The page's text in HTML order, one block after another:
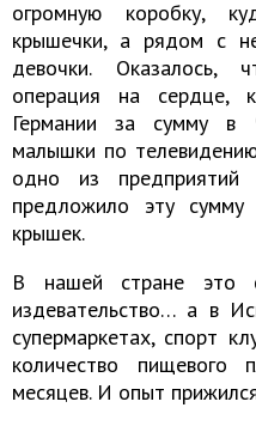
огромную коробку,
крышечки, а рядом с
девочки. Оказалось,
операция на сердце,
Германии за сумму в
малышки по
одно из предприятий
предложило эту
крышек.
В нашей стране это
издевательство… а в
супермаркетах, спорт
количество пищевого
месяцев. И опыт